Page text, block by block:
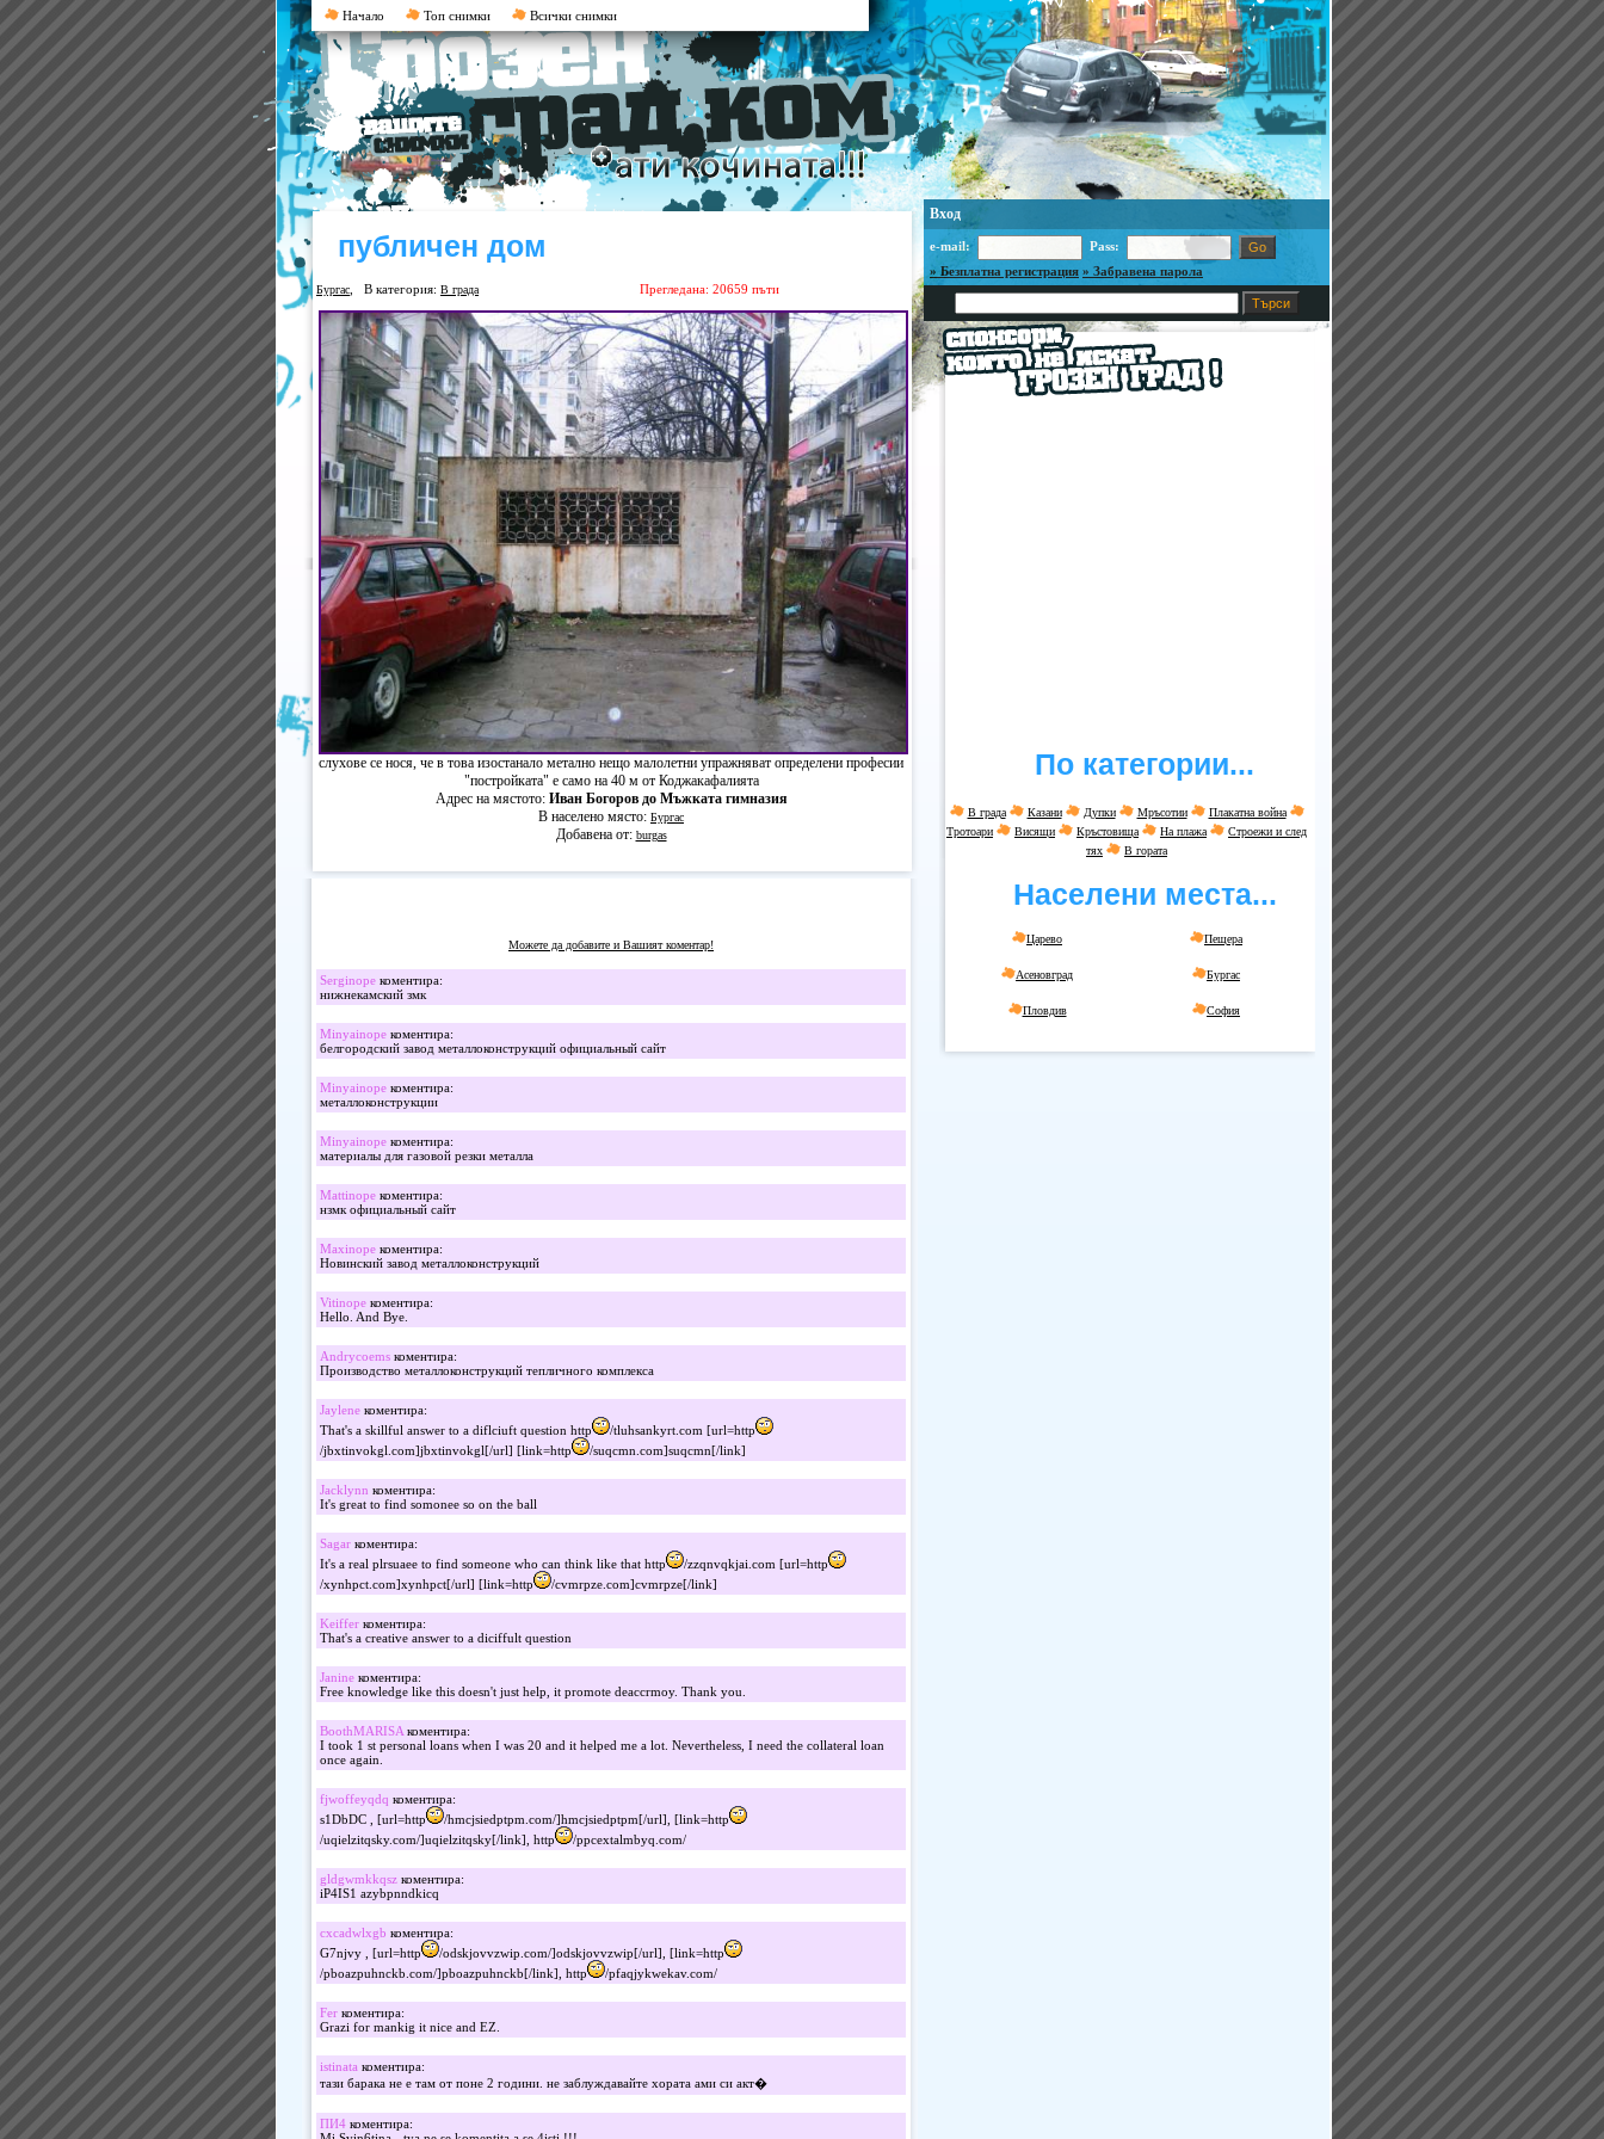
Начало Топ снимки Всички снимки
публичен дом
Бургас , В категория: В града Прегледана: 20659 пъти
слухове се нося, че в това изостанало метално нещо малолетни упражняват определени професии
"постройката" е само на 40 м от Коджакафалията
Адрес на мястото: Иван Богоров до Мъжката гимназия
В населено място: Бургас
Добавена от: burgas
Можете да добавите и Вашият коментар!
Serginopeкоментира:
нижнекамский змк
Minyainopeкоментира:
белгородский завод металлоконструкций официальный сайт
Minyainopeкоментира:
металлоконструкции
Minyainopeкоментира:
материалы для газовой резки металла
Mattinopeкоментира:
нзмк официальный сайт
Maxinopeкоментира:
Новинский завод металлоконструкций
Vitinopeкоментира:
Hello. And Bye.
Andrycoemsкоментира:
Производство металлоконструкций тепличного комплекса
Jayleneкоментира:
That's a skillful answer to a diflciuft question http
/tluhsankyrt.com [url=http
/jbxtinvokgl.com]jbxtinvokgl[/url] [link=http
/suqcmn.com]suqcmn[/link]
Jacklynn коментира:
It's great to find somonee so on the ball
Sagarкоментира:
It's a real plrsuaee to find someone who can think like that http
/zzqnvqkjai.com [url=http
/xynhpct.com]xynhpct[/url] [link=http
/cvmrpze.com]cvmrpze[/link]
Keifferкоментира:
That's a creative answer to a diciffult question
Janineкоментира:
Free knowledge like this doesn't just help, it promote deaccrmoy. Thank you.
BoothMARISAкоментира:
I took 1 st personal loans when I was 20 and it helped me a lot. Nevertheless, I need the collateral loan
once again.
fjwoffeyqdq коментира:
s1DbDC , [url=http
/hmcjsiedptpm.com/]hmcjsiedptpm[/url], [link=http
/uqielzitqsky.com/]uqielzitqsky[/link], http
/ppcextalmbyq.com/
gldgwmkkqszкоментира:
iP4IS1 azybpnndkicq
cxcadwlxgb коментира:
G7njvy , [url=http
/odskjovvzwip.com/]odskjovvzwip[/url], [link=http
/pboazpuhnckb.com/]pboazpuhnckb[/link], http
/pfaqjykwekav.com/
Ferкоментира:
Grazi for mankig it nice and EZ.
istinata коментира:
тази барака не е там от поне 2 години. не заблуждавайте хората ами си акт�
ПИ4коментира:
Вход
e-mail:
Pass:
» Безплатна регистрация » Забравена парола
По категории...
В града Казани Дупки Мръсотии
Плакатна война
Тротоари
Висящи Кръстовища На плажа
Строежи и след
тях
В гората
Населени места...
Царево Пещера
Асеновград Бургас
Пловдив София